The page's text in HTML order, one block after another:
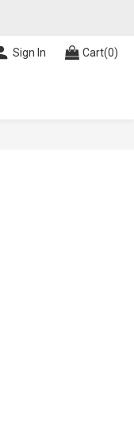
Sign In Cart(0)